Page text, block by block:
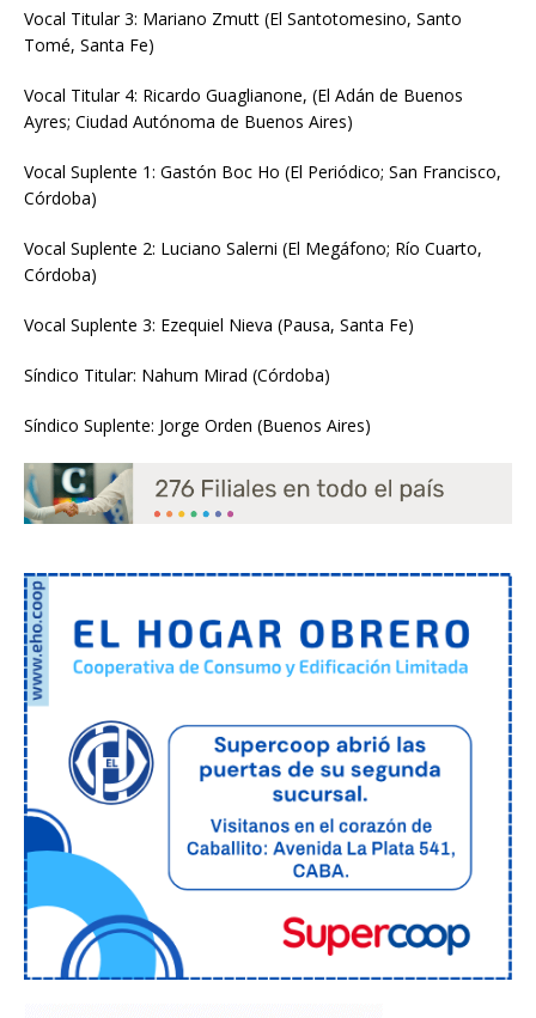
Vocal Titular 3: Mariano Zmutt (El Santotomesino, Santo
Tomé, Santa Fe)
Vocal Titular 4: Ricardo Guaglianone, (El Adán de Buenos
Ayres; Ciudad Autónoma de Buenos Aires)
Vocal Suplente 1: Gastón Boc Ho (El Periódico; San Francisco,
Córdoba)
Vocal Suplente 2: Luciano Salerni (El Megáfono; Río Cuarto,
Córdoba)
Vocal Suplente 3: Ezequiel Nieva (Pausa, Santa Fe)
Síndico Titular: Nahum Mirad (Córdoba)
Síndico Suplente: Jorge Orden (Buenos Aires)